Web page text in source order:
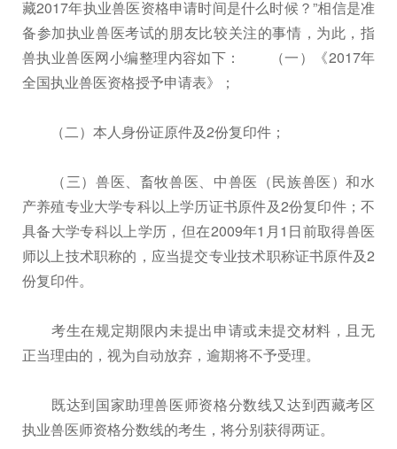
藏2017年执业兽医资格申请时间是什么时候？”相信是准
备参加执业兽医考试的朋友比较关注的事情，为此，指
兽执业兽医网小编整理内容如下： （一）《2017年
全国执业兽医资格授予申请表》；
（二）本人身份证原件及2份复印件；
（三）兽医、畜牧兽医、中兽医（民族兽医）和水
产养殖专业大学专科以上学历证书原件及2份复印件；不
具备大学专科以上学历，但在2009年1月1日前取得兽医
师以上技术职称的，应当提交专业技术职称证书原件及2
份复印件。
考生在规定期限内未提出申请或未提交材料，且无
正当理由的，视为自动放弃，逾期将不予受理。
既达到国家助理兽医师资格分数线又达到西藏考区
执业兽医师资格分数线的考生，将分别获得两证。